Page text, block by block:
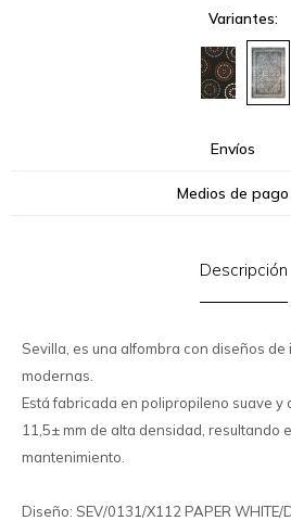
Variantes:
Envíos
Medios de pago
Descripción
Sevilla, es una alfombra con diseños
modernas.
Está fabricada en polipropileno suave y
11,5± mm de alta densidad, resultando
mantenimiento.
Diseño: SEV/0131/X112 PAPER WHITE/